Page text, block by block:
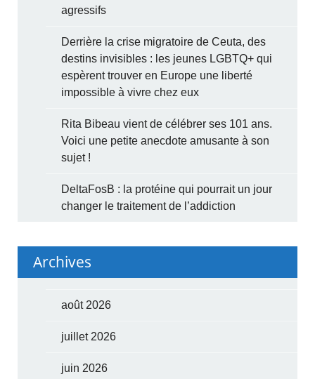
agressifs
Derrière la crise migratoire de Ceuta, des
destins invisibles : les jeunes LGBTQ+ qui
espèrent trouver en Europe une liberté
impossible à vivre chez eux
Rita Bibeau vient de célébrer ses 101 ans.
Voici une petite anecdote amusante à son
sujet !
DeltaFosB : la protéine qui pourrait un jour
changer le traitement de l’addiction
Archives
août 2026
juillet 2026
juin 2026